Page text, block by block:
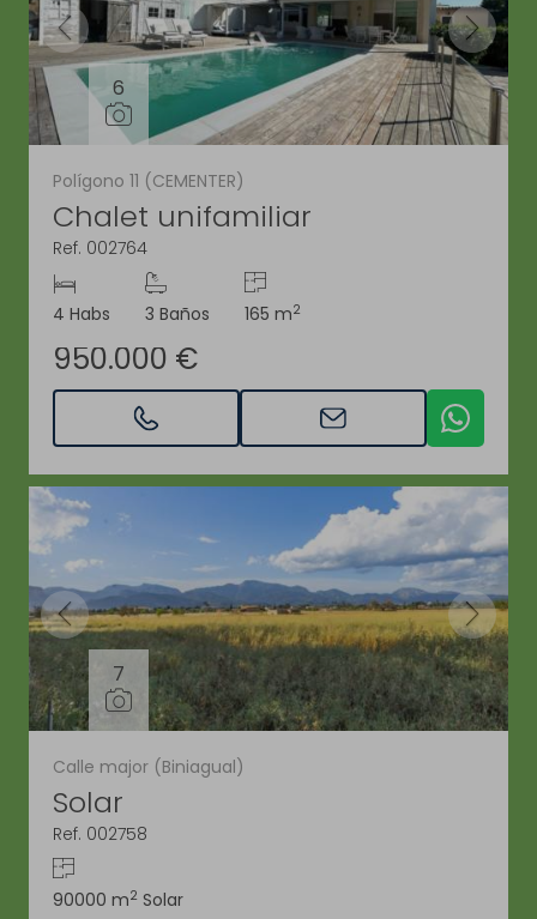
6
Polígono 11 (CEMENTER)
Chalet unifamiliar
Ref. 002764
4 Habs 3 Baños 165 m2
950.000 €
7
Calle major (Biniagual)
Solar
Ref. 002758
90000 m2 Solar